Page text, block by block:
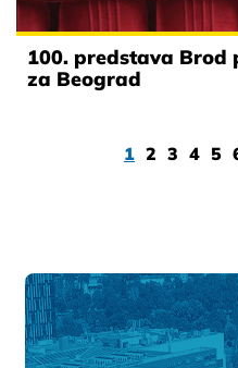
100. predstava Brod
za Beograd
1 2 3 4 5